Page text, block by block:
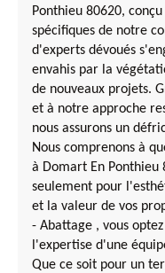
Ponthieu 80620,
spécifiques de notre
d'experts dévoués
envahis par la
de nouveaux projets.
et à notre approche
nous assurons un
Nous comprenons à
à Domart En
seulement pour
et la valeur de vos
- Abattage , vous
l'expertise d'une
Que ce soit pour un